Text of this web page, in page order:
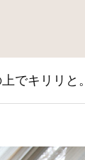
でキリリと。